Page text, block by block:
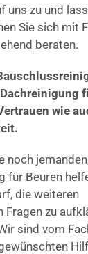
uns zu und
Sie sich mit
beraten.
wie
noch
für Beuren
die weiteren
zu
sind vom